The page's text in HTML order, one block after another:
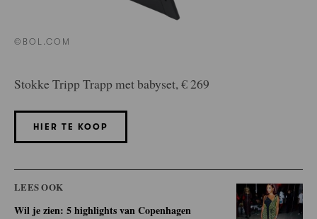
©BOL.COM
Stokke Tripp Trapp met babyset, € 269
HIER TE KOOP
LEES OOK
Wil je zien: 5 highlights van Copenhagen